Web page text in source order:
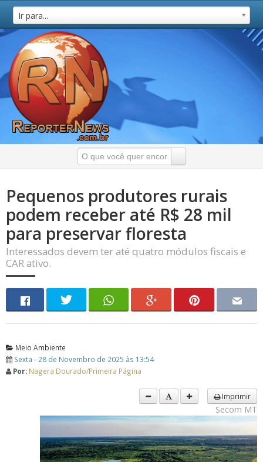
Ir para...
Pequenos produtores rurais
podem receber até R$ 28 mil
para preservar floresta
Interessados devem ter até quatro módulos fiscais e
CAR ativo.
Meio Ambiente
Sexta - 28 de Novembro de 2025 às 13:54
Por: Nagera Dourado/Primeira Página
Imprimir
Secom MT